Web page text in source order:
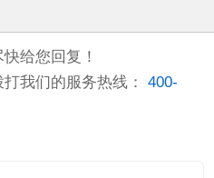
给您回复！
我们的服务热线： 400-